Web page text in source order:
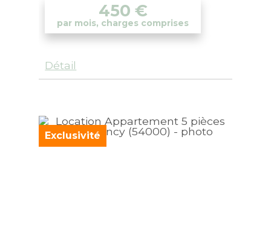
450 €
par mois, charges comprises
Détail
Exclusivité